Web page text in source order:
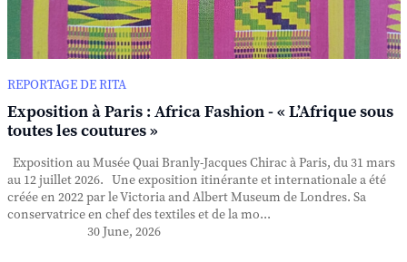
REPORTAGE DE RITA
Exposition à Paris : Africa Fashion - « L’Afrique sous
toutes les coutures »
Exposition au Musée Quai Branly-Jacques Chirac à Paris, du 31 mars
au 12 juillet 2026. Une exposition itinérante et internationale a été
créée en 2022 par le Victoria and Albert Museum de Londres. Sa
conservatrice en chef des textiles et de la mo...
30 June, 2026